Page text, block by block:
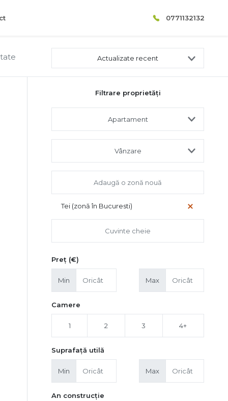
0771132132
Actualizate recent
Filtrare proprietăți
Apartament
Vânzare
Tei (zonă în Bucuresti)
Preț (€)
Min Max
Camere
1 2 3 4+
Suprafață utilă
Min Max
An construcție